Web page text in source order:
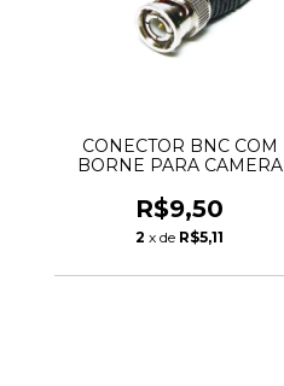
CONECTOR BNC COM
BORNE PARA CAMERA
R$9,50
2 x de R$5,11